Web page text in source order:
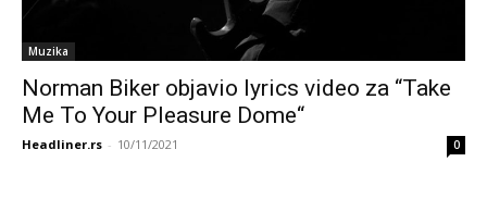
Muzika
Norman Biker objavio lyrics video za “Take
Me To Your Pleasure Dome“
Headliner.rs - 10/11/2021 0